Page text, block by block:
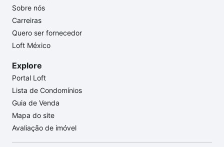
Sobre nós
Carreiras
Quero ser fornecedor
Loft México
Explore
Portal Loft
Lista de Condomínios
Guia de Venda
Mapa do site
Avaliação de imóvel